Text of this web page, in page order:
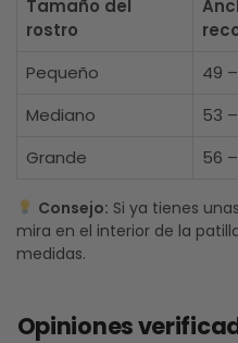
Tamaño del
rostro
Pequeño
49
Mediano
53
Grande
56
Consejo: Si ya tienes
mira en el interior de la
medidas.
Opiniones